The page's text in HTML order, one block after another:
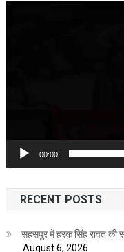
00:00
RECENT POSTS
सहसपुर में हरक सिंह रावत की
August 6, 2026